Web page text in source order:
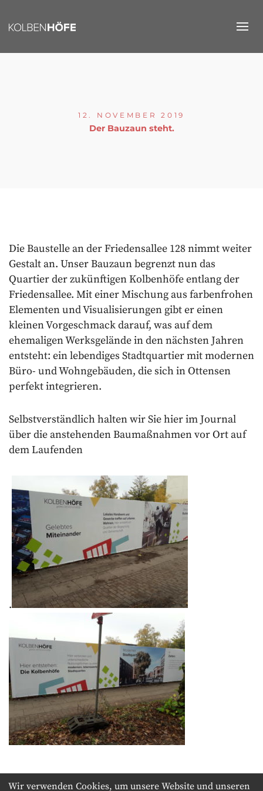
12. NOVEMBER 2019
Der Bauzaun steht.
Die Baustelle an der Friedensallee 128 nimmt weiter
Gestalt an. Unser Bauzaun begrenzt nun das
Quartier der zukünftigen Kolbenhöfe entlang der
Friedensallee. Mit einer Mischung aus farbenfrohen
Elementen und Visualisierungen gibt er einen
kleinen Vorgeschmack darauf, was auf dem
ehemaligen Werksgelände in den nächsten Jahren
entsteht: ein lebendiges Stadtquartier mit modernen
Büro- und Wohngebäuden, die sich in Ottensen
perfekt integrieren.
Selbstverständlich halten wir Sie hier im Journal
über die anstehenden Baumaßnahmen vor Ort auf
dem Laufenden
.
Wir verwenden Cookies, um unsere Website und unseren